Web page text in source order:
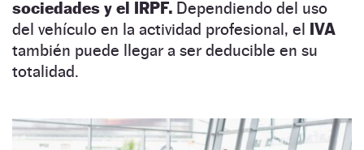
sociedades y el IRPF. Dependiendo del uso
del vehículo en la actividad profesional, el IVA
también puede llegar a ser deducible en su
totalidad.